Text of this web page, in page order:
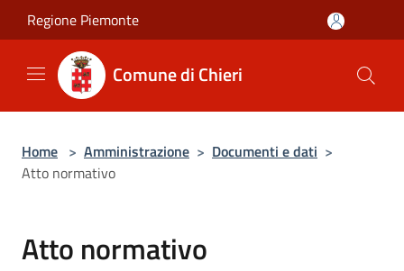
Salta al contenuto principale
Regione Piemonte
Comune di Chieri
Home > Amministrazione > Documenti e dati >
Atto normativo
Atto normativo